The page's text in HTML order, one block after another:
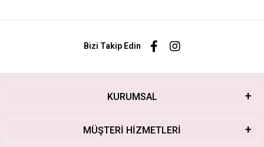
Bizi Takip Edin
KURUMSAL
MÜŞTERİ HİZMETLERİ